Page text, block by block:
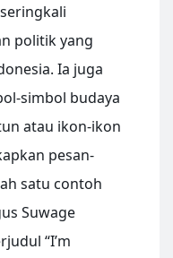
politik yang
Ia juga
simbol budaya
atau ikon-ikon
pesan-
satu contoh
Suwage
“I’m